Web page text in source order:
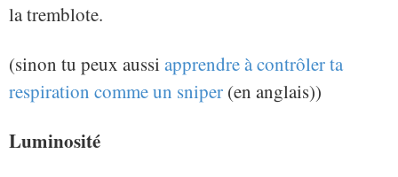
la tremblote.
(sinon tu peux aussi apprendre à contrôler ta
respiration comme un sniper (en anglais))
Luminosité